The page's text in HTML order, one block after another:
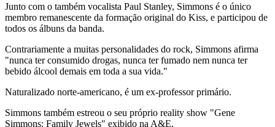
Junto com o também vocalista Paul Stanley, Simmons é o único
membro remanescente da formação original do Kiss, e participou de
todos os álbuns da banda.
Contrariamente a muitas personalidades do rock, Simmons afirma
"nunca ter consumido drogas, nunca ter fumado nem nunca ter
bebido álcool demais em toda a sua vida."
Naturalizado norte-americano, é um ex-professor primário.
Simmons também estreou o seu próprio reality show "Gene
Simmons: Family Jewels" exibido na A&E.